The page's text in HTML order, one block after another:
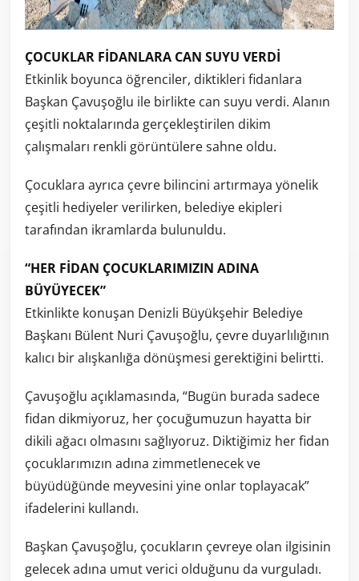
ÇOCUKLAR FİDANLARA CAN SUYU VERDİ
Etkinlik boyunca öğrenciler, diktikleri fidanlara
Başkan Çavuşoğlu ile birlikte can suyu verdi. Alanın
çeşitli noktalarında gerçekleştirilen dikim
çalışmaları renkli görüntülere sahne oldu.
Çocuklara ayrıca çevre bilincini artırmaya yönelik
çeşitli hediyeler verilirken, belediye ekipleri
tarafından ikramlarda bulunuldu.
“HER FİDAN ÇOCUKLARIMIZIN ADINA
BÜYÜYECEK”
Etkinlikte konuşan Denizli Büyükşehir Belediye
Başkanı Bülent Nuri Çavuşoğlu, çevre duyarlılığının
kalıcı bir alışkanlığa dönüşmesi gerektiğini belirtti.
Çavuşoğlu açıklamasında, “Bugün burada sadece
fidan dikmiyoruz, her çocuğumuzun hayatta bir
dikili ağacı olmasını sağlıyoruz. Diktiğimiz her fidan
çocuklarımızın adına zimmetlenecek ve
büyüdüğünde meyvesini yine onlar toplayacak”
ifadelerini kullandı.
Başkan Çavuşoğlu, çocukların çevreye olan ilgisinin
gelecek adına umut verici olduğunu da vurguladı.